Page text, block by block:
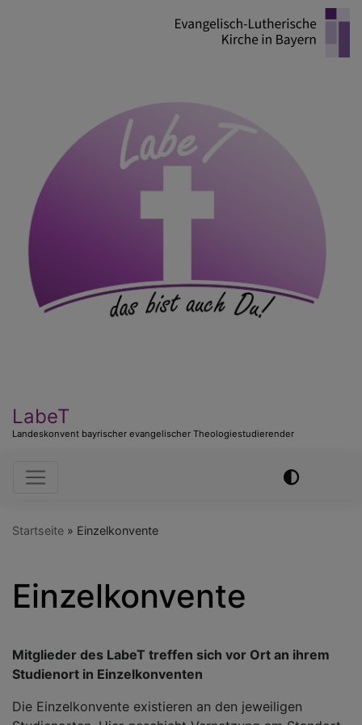
LabeT
Landeskonvent bayrischer evangelischer Theologiestudierender
Hauptnavigation
Startseite Einzelkonvente
Einzelkonvente
Mitglieder des LabeT treffen sich vor Ort an ihrem
Studienort in Einzelkonventen
Die Einzelkonvente existieren an den jeweiligen